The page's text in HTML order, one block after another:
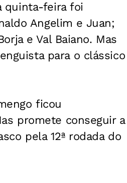
quinta-feira foi
Angelim e Juan;
e Val Baiano. Mas
para o clássico
ficou
promete conseguir a
pela 12ª rodada do